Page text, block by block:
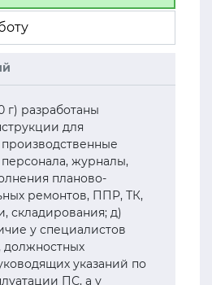
разработаны
для
журналы,
планово-
ремонтов, ППР, ТК,
складирования; д)
у специалистов
указаний по
ПС, а у